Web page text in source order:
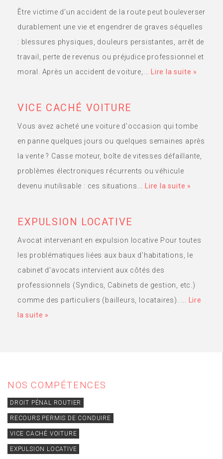
Être victime d’un accident de la route peut bouleverser
durablement une vie et engendrer de graves séquelles
: blessures physiques, douleurs persistantes, arrêt de
travail, perte de revenus ou préjudice professionnel et
moral. Après un accident de voiture,...Lire la suite »
VICE CACHÉ VOITURE
Vous avez acheté une voiture d'occasion qui tombe
en panne quelques jours ou quelques semaines après
la vente ? Casse moteur, boîte de vitesses défaillante,
problèmes électroniques récurrents ou véhicule
devenu inutilisable : ces situations...
Lire la suite »
EXPULSION LOCATIVE
Avocat intervenant en expulsion locative Pour toutes
les problématiques liées aux baux d’habitations, le
cabinet d'avocats intervient aux côtés des
professionnels (Syndics, Cabinets de gestion, etc.)
comme des particuliers (bailleurs, locataires). ...
Lire
la suite »
NOS COMPÉTENCES
DROIT PÉNAL ROUTIER
RECOURS PERMIS DE CONDUIRE
VICE CACHÉ VOITURE
EXPULSION LOCATIVE